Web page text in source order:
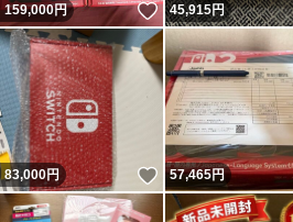
159,000円 いいね！
45,915円
83,000円 いいね！
57,465円